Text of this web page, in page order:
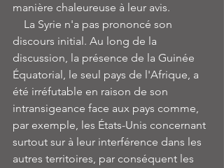
manière chaleureuse à leur avis.
La Syrie n'a pas prononcé son
discours initial. Au long de la
discussion, la présence de la Guinée
Équatorial, le seul pays de l'Afrique, a
été irréfutable en raison de son
intransigeance face aux pays comme,
par exemple, les États-Unis concernant
surtout sur à leur interférence dans les
autres territoires, par conséquent les